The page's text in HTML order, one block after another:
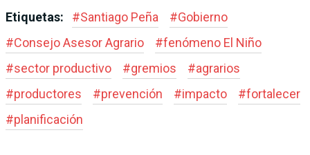
Etiquetas: #Santiago Peña #Gobierno
#Consejo Asesor Agrario #fenómeno El Niño
#sector productivo #gremios #agrarios
#productores #prevención #impacto #fortalecer
#planificación